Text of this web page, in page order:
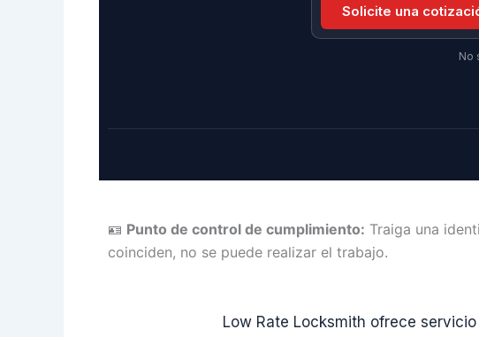
Solicite una
No
🪪 Punto de control de cumplimiento: Traiga una
coinciden, no se puede realizar el trabajo.
Low Rate Locksmith ofrece